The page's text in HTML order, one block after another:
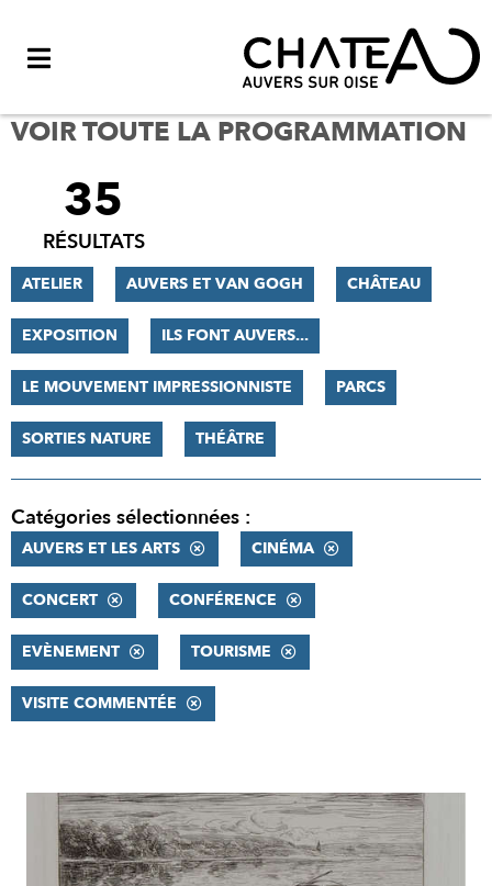
VOIR TOUTE LA PROGRAMMATION
FILTRER
RÉSULTATS
35
RÉSULTATS
ATELIER AUVERS ET VAN GOGH CHÂTEAU
EXPOSITION ILS FONT AUVERS...
LE MOUVEMENT IMPRESSIONNISTE PARCS
SORTIES NATURE THÉÂTRE
Catégories sélectionnées :
AUVERS ET LES ARTS CINÉMA
CONCERT CONFÉRENCE
EVÈNEMENT TOURISME
VISITE COMMENTÉE
RÉSULTATS